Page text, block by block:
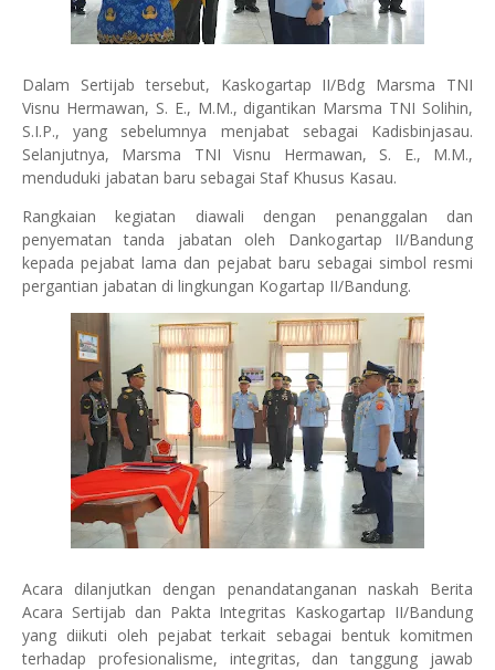
Dalam Sertijab tersebut, Kaskogartap II/Bdg Marsma TNI
Visnu Hermawan, S. E., M.M., digantikan Marsma TNI Solihin,
S.I.P., yang sebelumnya menjabat sebagai Kadisbinjasau.
Selanjutnya, Marsma TNI Visnu Hermawan, S. E., M.M.,
menduduki jabatan baru sebagai Staf Khusus Kasau.
Rangkaian kegiatan diawali dengan penanggalan dan
penyematan tanda jabatan oleh Dankogartap II/Bandung
kepada pejabat lama dan pejabat baru sebagai simbol resmi
pergantian jabatan di lingkungan Kogartap II/Bandung.
Acara dilanjutkan dengan penandatanganan naskah Berita
Acara Sertijab dan Pakta Integritas Kaskogartap II/Bandung
yang diikuti oleh pejabat terkait sebagai bentuk komitmen
terhadap profesionalisme, integritas, dan tanggung jawab